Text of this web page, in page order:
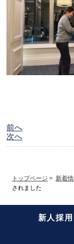
前へ
次へ
トップページ > 新着
されました
新人採用